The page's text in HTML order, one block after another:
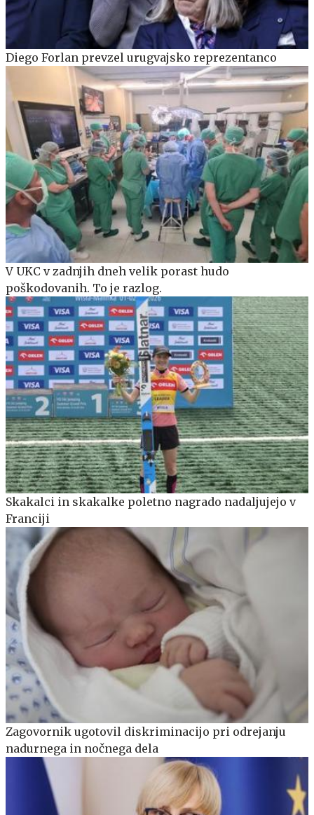
Diego Forlan prevzel urugvajsko reprezentanco
V UKC v zadnjih dneh velik porast hudo
poškodovanih. To je razlog.
Skakalci in skakalke poletno nagrado nadaljujejo v
Franciji
Zagovornik ugotovil diskriminacijo pri odrejanju
nadurnega in nočnega dela